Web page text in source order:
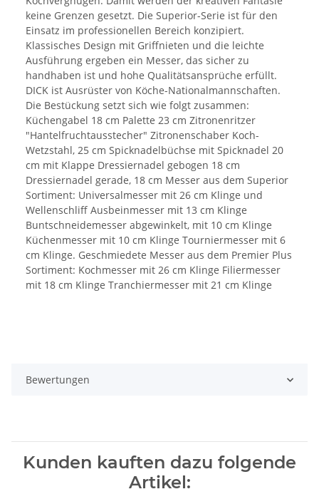
keine Grenzen gesetzt. Die Superior-Serie ist für den
Einsatz im professionellen Bereich konzipiert.
Klassisches Design mit Griffnieten und die leichte
Ausführung ergeben ein Messer, das sicher zu
handhaben ist und hohe Qualitätsansprüche erfüllt.
DICK ist Ausrüster von Köche-Nationalmannschaften.
Die Bestückung setzt sich wie folgt zusammen:
Küchengabel 18 cm Palette 23 cm Zitronenritzer
"Hantelfruchtausstecher" Zitronenschaber Koch-
Wetzstahl, 25 cm Spicknadelbüchse mit Spicknadel 20
cm mit Klappe Dressiernadel gebogen 18 cm
Dressiernadel gerade, 18 cm Messer aus dem Superior
Sortiment: Universalmesser mit 26 cm Klinge und
Wellenschliff Ausbeinmesser mit 13 cm Klinge
Buntschneidemesser abgewinkelt, mit 10 cm Klinge
Küchenmesser mit 10 cm Klinge Tourniermesser mit 6
cm Klinge. Geschmiedete Messer aus dem Premier Plus
Sortiment: Kochmesser mit 26 cm Klinge Filiermesser
mit 18 cm Klinge Tranchiermesser mit 21 cm Klinge
Bewertungen
Kunden kauften dazu folgende
Artikel: